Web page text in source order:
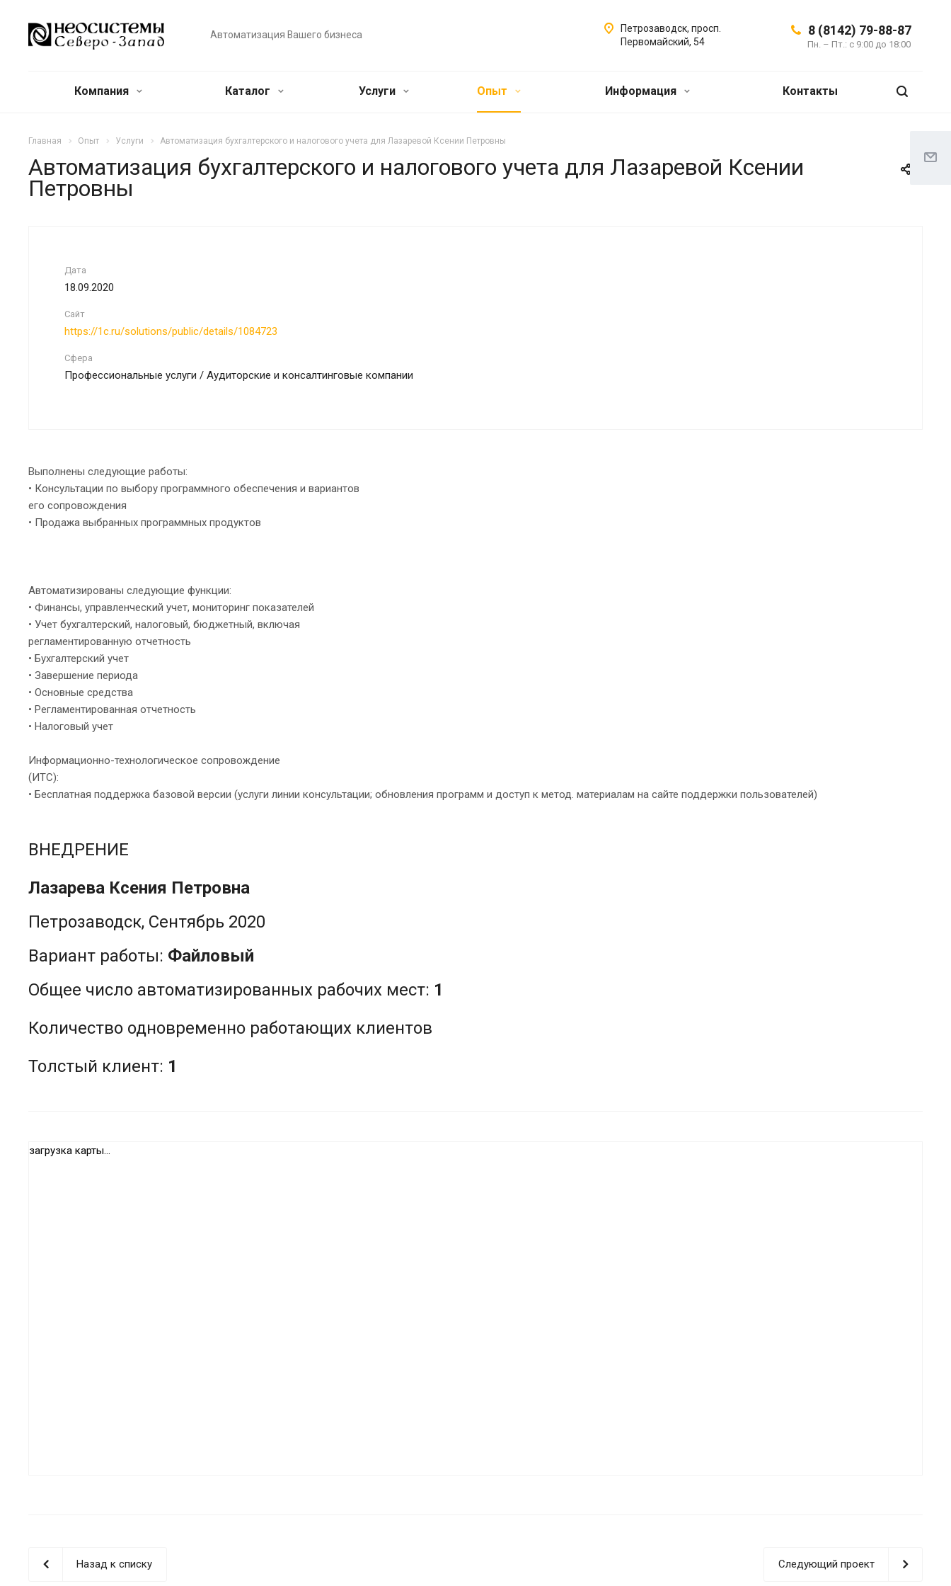
Автоматизация Вашего бизнеса 8 (8142) 79-88-87
Пн. – Пт.: с 9:00 до 18:00
Петрозаводск, просп.
Первомайский, 54
Компания Каталог Услуги Опыт Информация Контакты
Главная Опыт Услуги Автоматизация бухгалтерского и налогового учета для Лазаревой Ксении Петровны
Автоматизация бухгалтерского и налогового учета для Лазаревой Ксении
Петровны
Дата
18.09.2020
Сайт
https://1c.ru/solutions/public/details/1084723
Сфера
Профессиональные услуги / Аудиторские и консалтинговые компании
Выполнены следующие работы:
• Консультации по выбору программного обеспечения и вариантов
его сопровождения
• Продажа выбранных программных продуктов
Автоматизированы следующие функции:
• Финансы, управленческий учет, мониторинг показателей
• Учет бухгалтерский, налоговый, бюджетный, включая
регламентированную отчетность
• Бухгалтерский учет
• Завершение периода
• Основные средства
• Регламентированная отчетность
• Налоговый учет
Информационно-технологическое сопровождение
(ИТС):
• Бесплатная поддержка базовой версии (услуги линии консультации; обновления программ и доступ к метод. материалам на сайте поддержки пользователей)
ВНЕДРЕНИЕ
Лазарева Ксения Петровна
Петрозаводск, Сентябрь 2020
Вариант работы: Файловый
Общее число автоматизированных рабочих мест: 1
Количество одновременно работающих клиентов
Толстый клиент: 1
загрузка карты...
Назад к списку Следующий проект